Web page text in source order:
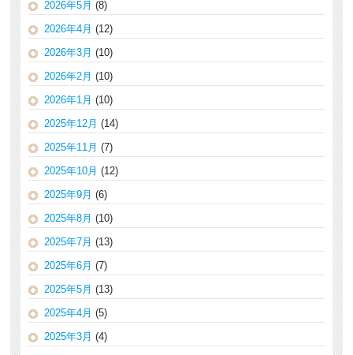
2026年5月 (8)
2026年4月 (12)
2026年3月 (10)
2026年2月 (10)
2026年1月 (10)
2025年12月 (14)
2025年11月 (7)
2025年10月 (12)
2025年9月 (6)
2025年8月 (10)
2025年7月 (13)
2025年6月 (7)
2025年5月 (13)
2025年4月 (5)
2025年3月 (4)